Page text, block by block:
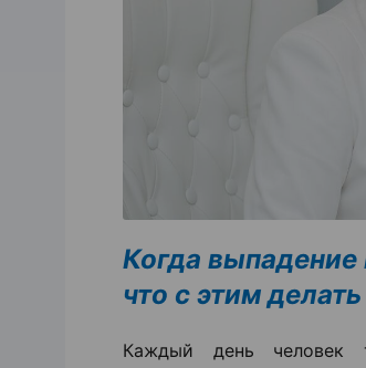
Когда выпадение
что с этим делать
Каждый день человек